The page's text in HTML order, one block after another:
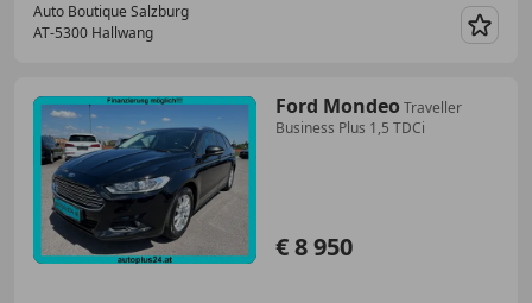
Auto Boutique Salzburg
AT-5300 Hallwang
Ford Mondeo Traveller
Business Plus 1,5 TDCi
€ 8 950